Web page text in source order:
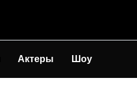
Актеры Шоу